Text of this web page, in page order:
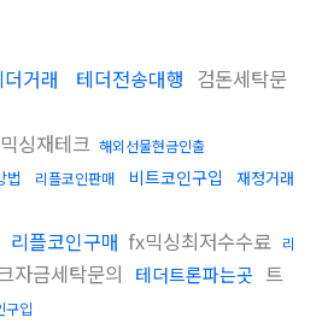
거래 테더전송대행 검돈세탁문
믹싱재테크 해외선물현금인출
법 리플코인판매 비트코인구입
재정거래
리플코인구매 fx믹싱최저수수료 리
자금세탁문의 테더트론파는곳 트
구입